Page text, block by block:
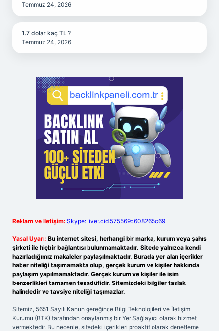
Temmuz 24, 2026
1.7 dolar kaç TL ?
Temmuz 24, 2026
Reklam ve İletişim: Skype: live:.cid.575569c608265c69
Yasal Uyarı: Bu internet sitesi, herhangi bir marka, kurum veya şahıs
şirketi ile hiçbir bağlantısı bulunmamaktadır. Sitede yalnızca kendi
hazırladığımız makaleler paylaşılmaktadır. Burada yer alan içerikler
haber niteliği taşımamakta olup, gerçek kurum ve kişiler hakkında
paylaşım yapılmamaktadır. Gerçek kurum ve kişiler ile isim
benzerlikleri tamamen tesadüfidir. Sitemizdeki bilgiler taslak
halindedir ve tavsiye niteliği taşımazlar.
Sitemiz, 5651 Sayılı Kanun gereğince Bilgi Teknolojileri ve İletişim
Kurumu (BTK) tarafından onaylanmış bir Yer Sağlayıcı olarak hizmet
vermektedir. Bu nedenle, sitedeki içerikleri proaktif olarak denetleme